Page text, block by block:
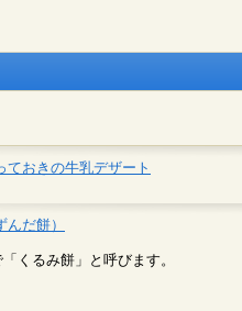
ておきの牛乳デザート
んだ餅）
くるみ餅」と呼びます。